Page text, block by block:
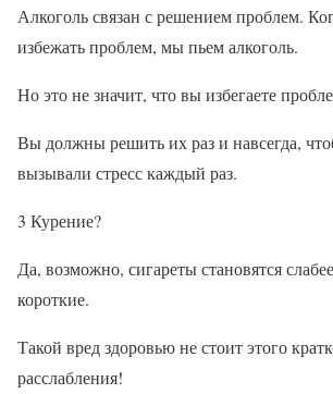
Алкоголь связан с решением проблем.
избежать проблем, мы пьем алкоголь.
Но это не значит, что вы избегаете
Вы должны решить их раз и навсегда,
вызывали стресс каждый раз.
3 Курение?
Да, возможно, сигареты становятся
короткие.
Такой вред здоровью не стоит этого
расслабления!